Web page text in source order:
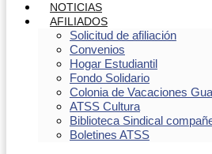
NOTICIAS
AFILIADOS
Solicitud de afiliación
Convenios
Hogar Estudiantil
Fondo Solidario
Colonia de Vacaciones
ATSS Cultura
Biblioteca Sindical
Boletines ATSS